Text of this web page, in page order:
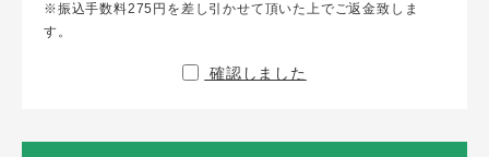
※振込手数料275円を差し引かせて頂いた上でご返金致しま
す。
確認しました